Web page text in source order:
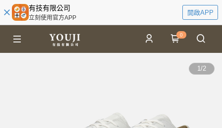
有技有限公司
立刻使用官方APP
開啟APP
0
1/2